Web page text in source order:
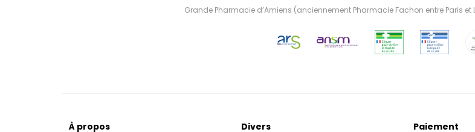
Grande Pharmacie d’Amiens (anciennement Pharmacie Fachon entre Paris et
À propos Divers Paiement